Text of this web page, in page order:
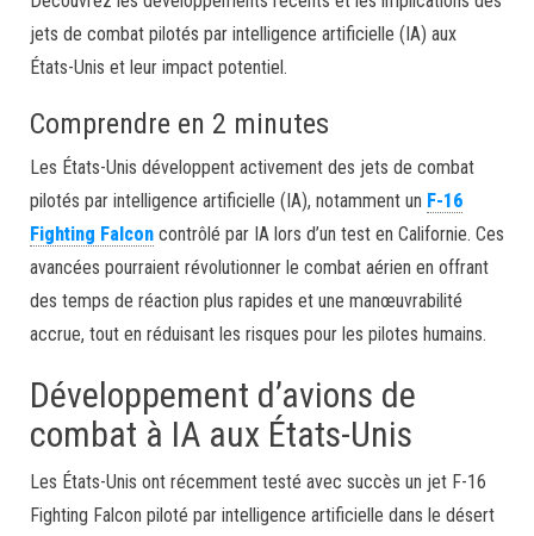
jets de combat pilotés par intelligence artificielle (IA) aux
États-Unis et leur impact potentiel.
Comprendre en 2 minutes
Les États-Unis développent activement des jets de combat
pilotés par intelligence artificielle (IA), notamment un F-16
Fighting Falcon contrôlé par IA lors d’un test en Californie. Ces
avancées pourraient révolutionner le combat aérien en offrant
des temps de réaction plus rapides et une manœuvrabilité
accrue, tout en réduisant les risques pour les pilotes humains.
Développement d’avions de
combat à IA aux États-Unis
Les États-Unis ont récemment testé avec succès un jet F-16
Fighting Falcon piloté par intelligence artificielle dans le désert